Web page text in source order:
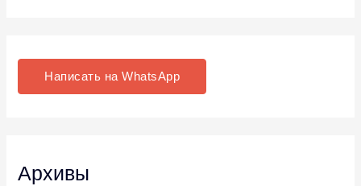
Написать на WhatsApp
Архивы